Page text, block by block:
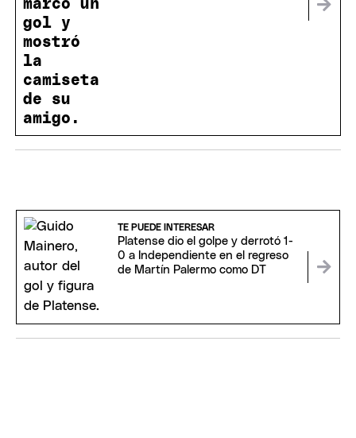
TE PUEDE INTERESAR
Platense dio el golpe y derrotó 1-
0 a Independiente en el regreso
de Martín Palermo como DT